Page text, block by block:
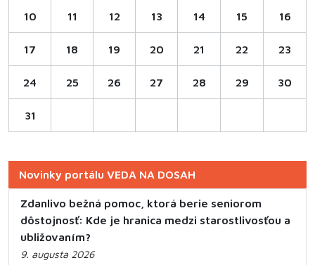
10 11 12 13 14 15 16
17 18 19 20 21 22 23
24 25 26 27 28 29 30
31
Novinky portálu VEDA NA DOSAH
Zdanlivo bežná pomoc, ktorá berie seniorom
dôstojnosť: Kde je hranica medzi starostlivosťou a
ubližovaním?
9. augusta 2026